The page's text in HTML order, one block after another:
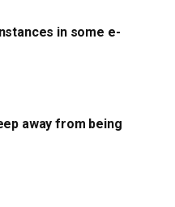
in some e-
away from being